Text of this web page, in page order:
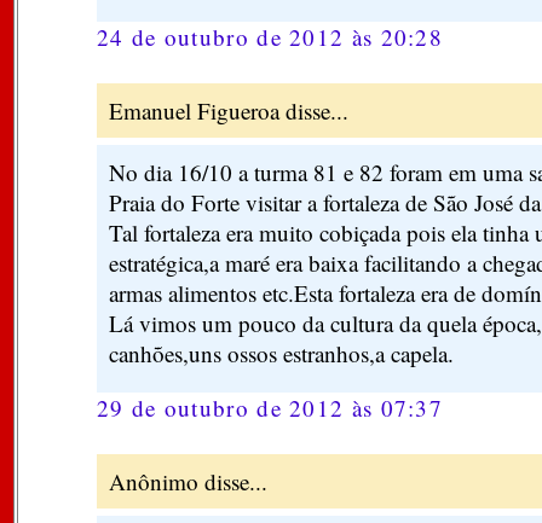
24 de outubro de 2012 às 20:28
Emanuel Figueroa disse...
No dia 16/10 a turma 81 e 82 foram em uma
Praia do Forte visitar a fortaleza de São José
Tal fortaleza era muito cobiçada pois ela tinha
estratégica,a maré era baixa facilitando a
armas alimentos etc.Esta fortaleza era de
Lá vimos um pouco da cultura da quela
canhões,uns ossos estranhos,a capela.
29 de outubro de 2012 às 07:37
Anônimo disse...